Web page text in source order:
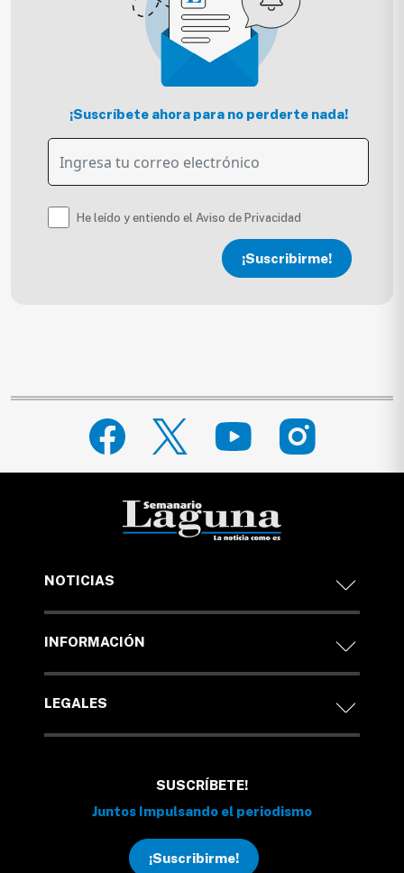
¡Suscríbete ahora para no perderte nada!
He leído y entiendo el Aviso de Privacidad
¡Suscribirme!
NOTICIAS
INFORMACIÓN
LEGALES
SUSCRÍBETE!
Juntos Impulsando el periodismo
¡Suscribirme!